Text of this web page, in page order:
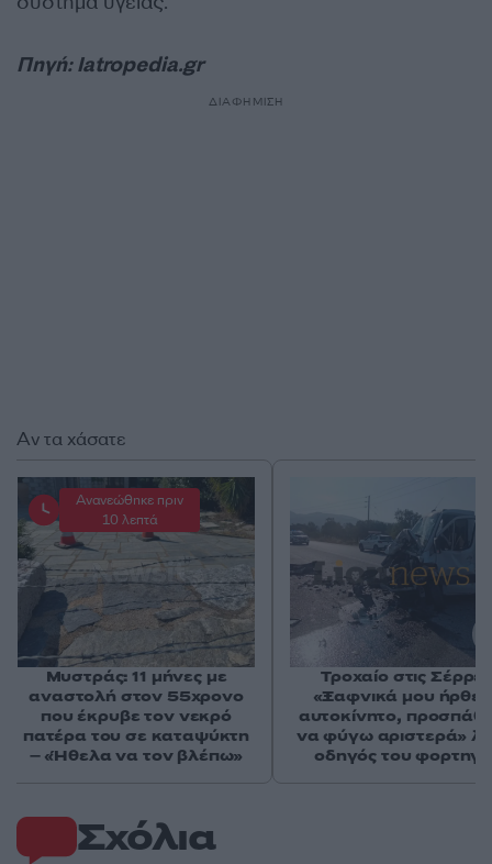
Πηγή: Iatropedia.gr
ΔΙΑΦΗΜΙΣΗ
Σχόλια
Αν τα χάσατε
Ανανεώθηκε πριν
10 λεπτά
Μυστράς: 11 μήνες με
αναστολή στον 55χρονο
που έκρυβε τον νεκρό
πατέρα του σε καταψύκτη
– «Ήθελα να τον βλέπω»
Τροχαίο στις
«Ξαφνικά μου ήρθε
αυτοκίνητο,
να φύγω αριστερά»
οδηγός του